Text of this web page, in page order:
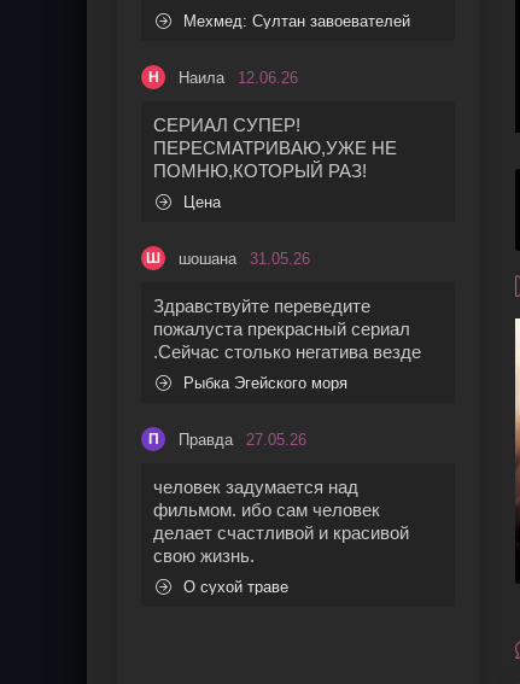
Мехмед: Султан завоевателей
Н Наила 12.06.26
СЕРИАЛ СУПЕР!
ПЕРЕСМАТРИВАЮ,УЖЕ НЕ
ПОМНЮ,КОТОРЫЙ РАЗ!
Цена
Ш шошана 31.05.26
Здравствуйте переведите
пожалуста прекрасный сериал
.Сейчас столько негатива везде
Рыбка Эгейского моря
П Правда 27.05.26
человек задумается над
фильмом. ибо сам человек
делает счастливой и красивой
свою жизнь.
О сухой траве